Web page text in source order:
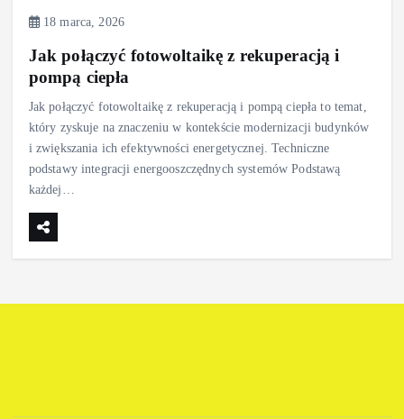
18 marca, 2026
Jak połączyć fotowoltaikę z rekuperacją i
pompą ciepła
Jak połączyć fotowoltaikę z rekuperacją i pompą ciepła to temat,
który zyskuje na znaczeniu w kontekście modernizacji budynków
i zwiększania ich efektywności energetycznej. Techniczne
podstawy integracji energooszczędnych systemów Podstawą
każdej…